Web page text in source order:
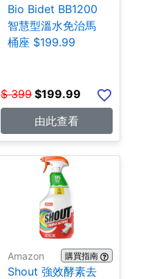
Bio Bidet BB1200
智慧型溫水免治馬
桶座 $199.99
$ 399 $199.99
由此查看
Amazon 購買指南
Shout 強效酵素去